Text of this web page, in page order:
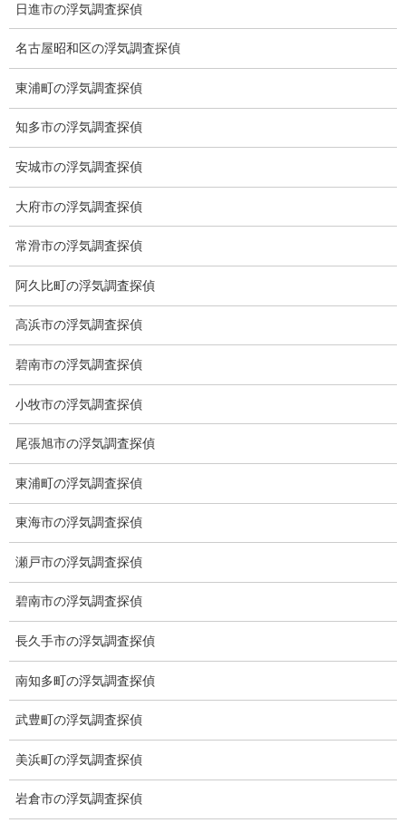
サンプル③
対象者（男性）会議後一人でタクシーに乗車。その
後、浮気相手と合流しホテルへ。
無料相談専用電話 10:00～17:00〔不定休〕
070-2678-3739
営業電話・非通知電話・公衆電話等お断り
お問い合わせフォーム
総合探偵社ミライリサーチ
日進市の浮気調査探偵
名古屋昭和区の浮気調査探偵
東浦町の浮気調査探偵
知多市の浮気調査探偵
安城市の浮気調査探偵
大府市の浮気調査探偵
常滑市の浮気調査探偵
阿久比町の浮気調査探偵
高浜市の浮気調査探偵
碧南市の浮気調査探偵
小牧市の浮気調査探偵
尾張旭市の浮気調査探偵
東浦町の浮気調査探偵
東海市の浮気調査探偵
瀬戸市の浮気調査探偵
碧南市の浮気調査探偵
長久手市の浮気調査探偵
南知多町の浮気調査探偵
武豊町の浮気調査探偵
美浜町の浮気調査探偵
岩倉市の浮気調査探偵